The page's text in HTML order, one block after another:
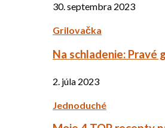
30. septembra 2023
Grilovačka
Na schladenie: Pravé
2. júla 2023
Jednoduché